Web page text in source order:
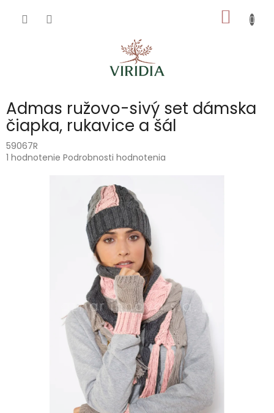
KOŠÍK
Admas ružovo-sivý set dámska
čiapka, rukavice a šál
59067R
Priemerné
1 hodnotenie Podrobnosti hodnotenia